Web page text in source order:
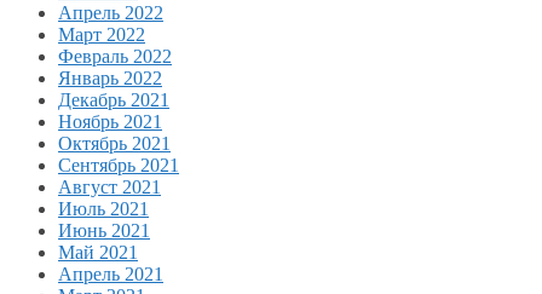
Апрель 2022
Март 2022
Февраль 2022
Январь 2022
Декабрь 2021
Ноябрь 2021
Октябрь 2021
Сентябрь 2021
Август 2021
Июль 2021
Июнь 2021
Май 2021
Апрель 2021